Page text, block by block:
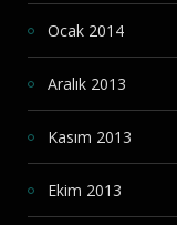
Ocak 2014
Aralık 2013
Kasım 2013
Ekim 2013